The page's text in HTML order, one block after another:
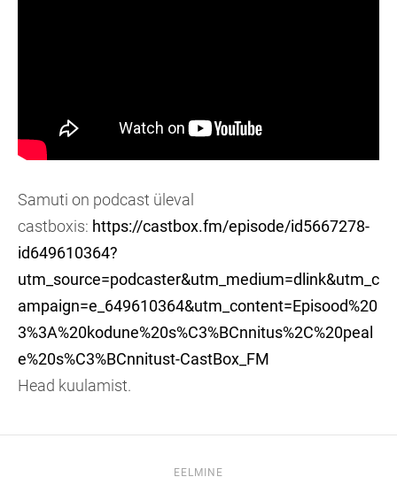
Samuti on podcast üleval
castboxis: https://castbox.fm/episode/id5667278-
id649610364?
utm_source=podcaster&utm_medium=dlink&utm_c
ampaign=e_649610364&utm_content=Episood%20
3%3A%20kodune%20s%C3%BCnnitus%2C%20peal
e%20s%C3%BCnnitust-CastBox_FM
Head kuulamist.
EELMINE